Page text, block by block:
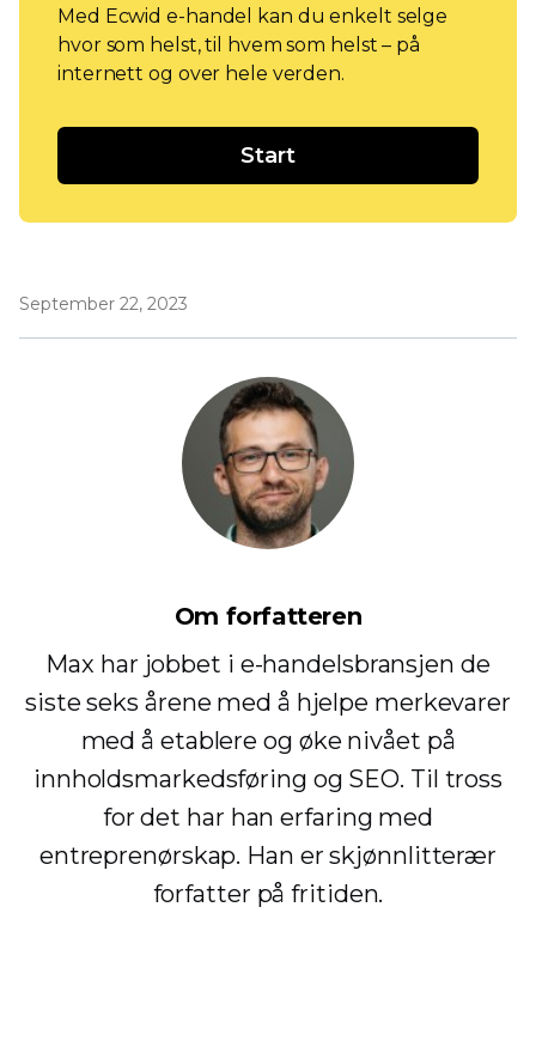
Med Ecwid e-handel kan du enkelt selge
hvor som helst, til hvem som helst – på
internett og over hele verden.
Start
September 22, 2023
Om forfatteren
Max har jobbet i e-handelsbransjen de
siste seks årene med å hjelpe merkevarer
med å etablere og øke nivået på
innholdsmarkedsføring og SEO. Til tross
for det har han erfaring med
entreprenørskap. Han er skjønnlitterær
forfatter på fritiden.